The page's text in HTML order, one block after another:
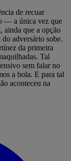
de recuar
— a única vez que
, ainda que a opção
adversário sobe.
da primeira
Tal
sem falar no
a bola. E para tal
aconteceu na